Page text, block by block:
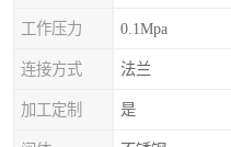
工作压力 0.1Mpa
连接方式 法兰
加工定制 是